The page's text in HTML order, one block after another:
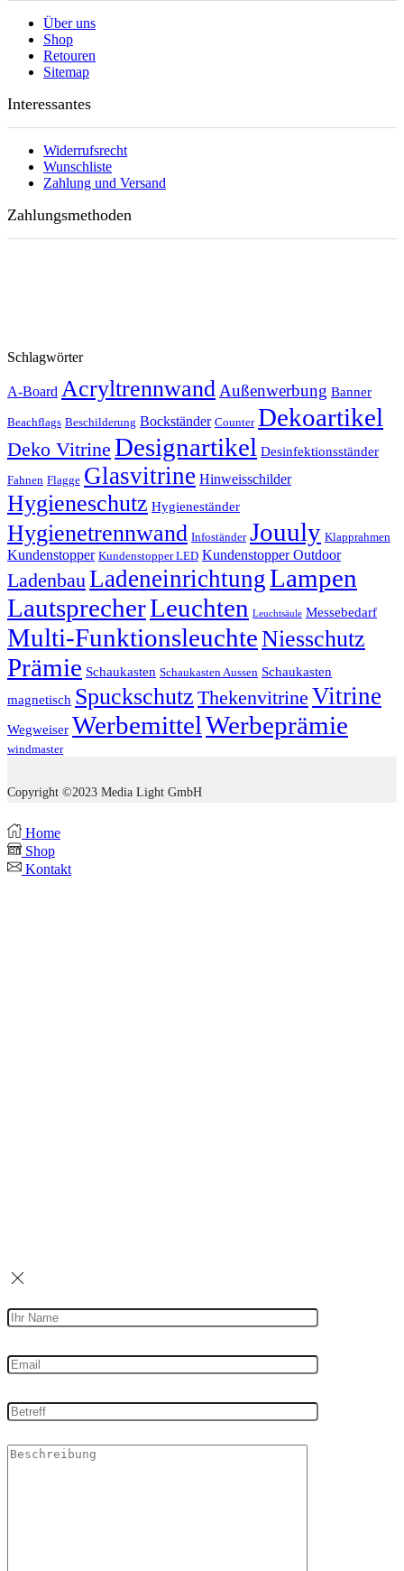
Über uns
Shop
Retouren
Sitemap
Interessantes
Widerrufsrecht
Wunschliste
Zahlung und Versand
Zahlungsmethoden
Schlagwörter
A-Board Acryltrennwand Außenwerbung Banner
Beachflags Beschilderung Bockständer Counter Dekoartikel
Deko Vitrine Designartikel Desinfektionsständer
Fahnen Flagge Glasvitrine Hinweisschilder
Hygieneschutz Hygieneständer
Hygienetrennwand Infoständer Jouuly Klapprahmen
Kundenstopper Kundenstopper LED Kundenstopper Outdoor
LadenbauLadeneinrichtungLampen
LautsprecherLeuchten Leuchtsäule Messebedarf
Multi-FunktionsleuchteNiesschutz
Prämie Schaukasten Schaukasten Aussen Schaukasten
magnetisch Spuckschutz Thekenvitrine Vitrine
Wegweiser WerbemittelWerbeprämie
windmaster
Copyright ©2023 Media Light GmbH
Home
Shop
Kontakt